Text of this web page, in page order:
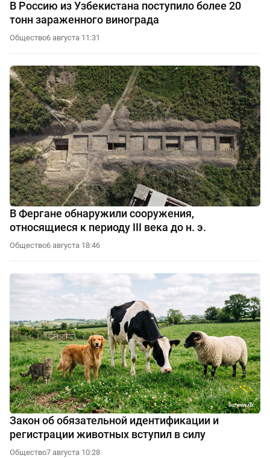
В Россию из Узбекистана поступило более 20
тонн зараженного винограда
Общество6 августа 11:31
В Фергане обнаружили сооружения,
относящиеся к периоду III века до н. э.
Общество6 августа 18:46
Закон об обязательной идентификации и
регистрации животных вступил в силу
Общество7 августа 10:28